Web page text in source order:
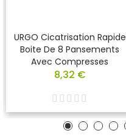
URGO Cicatrisation Rapide
Boite De 8 Pansements
Avec Compresses
8,32 €